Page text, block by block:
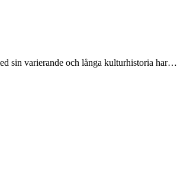
sin varierande och långa kulturhistoria har…